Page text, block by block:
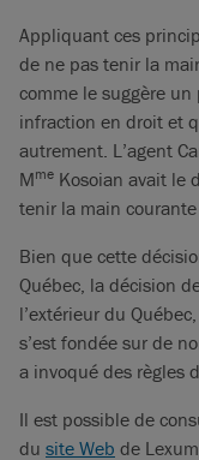
Appliquant ces
de ne pas tenir la
comme le suggère
infraction en droit et
autrement. L’agent
Mme Kosoian avait le
tenir la main
Bien que cette
Québec, la décision
l’extérieur du
s’est fondée sur de
a invoqué des règles
Il est possible de
du site Web de